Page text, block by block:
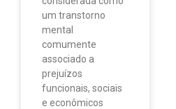
um transtorno
mental
comumente
associado a
prejuízos
funcionais, sociais
e econômicos